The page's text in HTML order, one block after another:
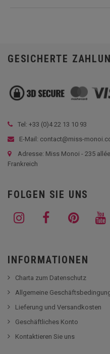
GESICHERTE
Tel: +33 (0)4 22 13 10 93
E-Mail: contact@miss-
Adresse: Miss Monoi - 235
Frankreich
FOLGEN SIE UNS
INFORMATIONEN
Charta zum Datenschutz
Allgemeine
Lieferung und Versandkosten
Geschäftliches Konto
Kontaktieren Sie uns